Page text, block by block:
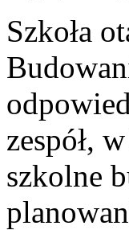
Szkoła
zespół,
szkolne